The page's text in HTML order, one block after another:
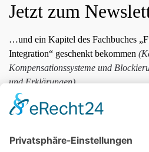
Jetzt zum
…und ein Kapitel des Fachbuches
Integration“ geschenkt bekommen
Kompensationssysteme und
und Erklärungen)
Vorname
Nachname